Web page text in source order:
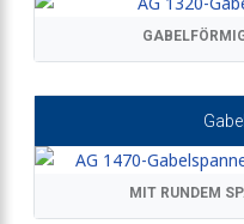
MIT RUNDEM